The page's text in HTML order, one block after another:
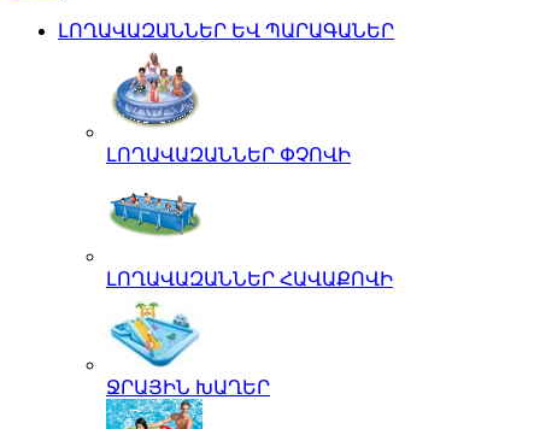
ԼՈՂԱՎԱԶԱՆՆԵՐ ԵՎ ՊԱՐԱԳԱՆԵՐ
ԼՈՂԱՎԱԶԱՆՆԵՐ ՓՉՈՎԻ
ԼՈՂԱՎԱԶԱՆՆԵՐ ՀԱՎԱՔՈՎԻ
ՋՐԱՅԻՆ ԽԱՂԵՐ